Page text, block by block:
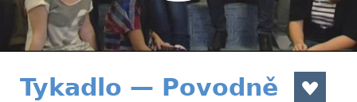
Tykadlo — Povodně